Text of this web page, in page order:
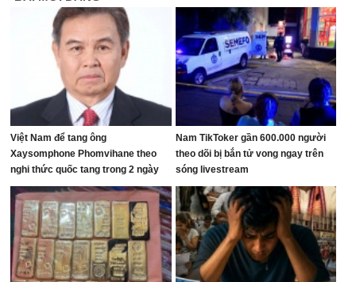
Việt Nam để tang ông
Xaysomphone Phomvihane theo
nghi thức quốc tang trong 2 ngày
Nam TikToker gần 600.000 người
theo dõi bị bắn tử vong ngay trên
sóng livestream